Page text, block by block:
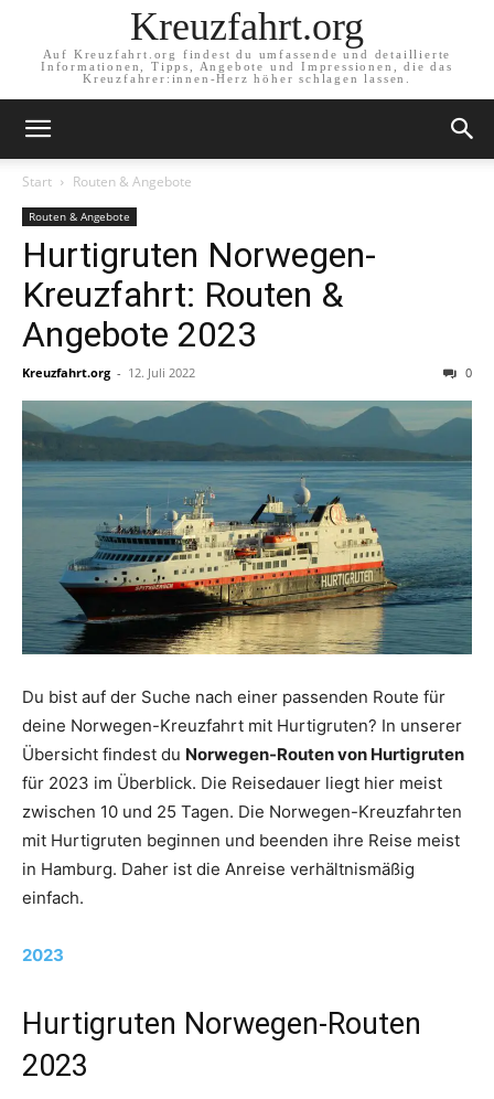
Kreuzfahrt.org
Auf Kreuzfahrt.org findest du umfassende und detaillierte
Informationen, Tipps, Angebote und Impressionen, die das
Kreuzfahrer:innen-Herz höher schlagen lassen.
Start Routen & Angebote
Routen & Angebote
Hurtigruten Norwegen-
Kreuzfahrt: Routen &
Angebote 2023
Kreuzfahrt.org - 12. Juli 2022 0
Du bist auf der Suche nach einer passenden Route für
deine Norwegen-Kreuzfahrt mit Hurtigruten? In unserer
Übersicht findest du Norwegen-Routen von Hurtigruten
für 2023 im Überblick. Die Reisedauer liegt hier meist
zwischen 10 und 25 Tagen. Die Norwegen-Kreuzfahrten
mit Hurtigruten beginnen und beenden ihre Reise meist
in Hamburg. Daher ist die Anreise verhältnismäßig
einfach.
2023
Hurtigruten Norwegen-Routen
2023